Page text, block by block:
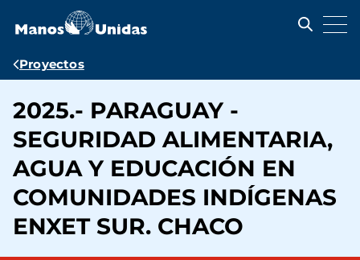
contenido
Ruta
navegación
Proyectos
2025.- PARAGUAY -
SEGURIDAD ALIMENTARIA,
AGUA Y EDUCACIÓN EN
COMUNIDADES INDÍGENAS
ENXET SUR. CHACO